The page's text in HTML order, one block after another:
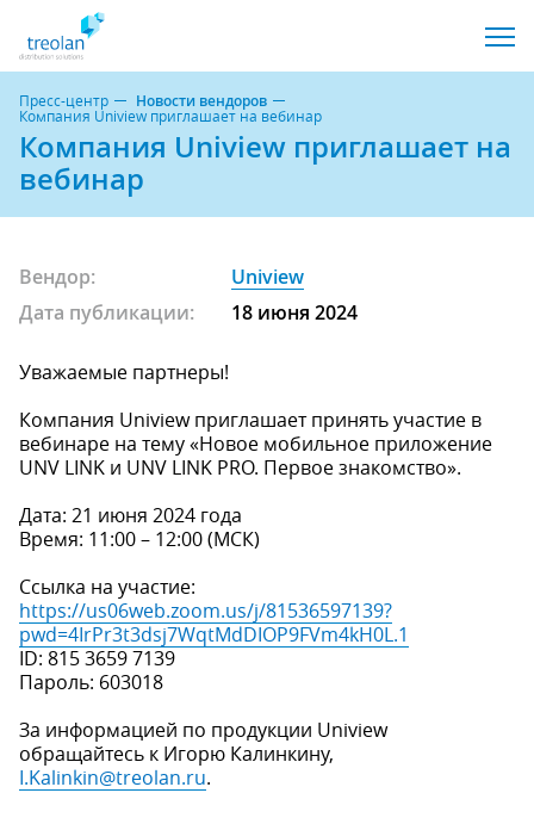
Пресс-центр Новости вендоров
Компания Uniview приглашает на вебинар
Компания Uniview приглашает на
вебинар
Вендор:
Uniview
Дата публикации:
18 июня 2024
Уважаемые партнеры!
Компания Uniview приглашает принять участие в
вебинаре на тему «Новое мобильное приложение
UNV LINK и UNV LINK PRO. Первое знакомство».
Дата: 21 июня 2024 года
Время: 11:00 – 12:00 (МСК)
Ссылка на участие:
https://us06web.zoom.us/j/81536597139?
pwd=4IrPr3t3dsj7WqtMdDIOP9FVm4kH0L.1
ID: 815 3659 7139
Пароль: 603018
За информацией по продукции Uniview
обращайтесь к Игорю Калинкину,
I.Kalinkin@treolan.ru.